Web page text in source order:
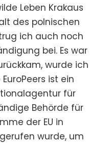
Leben Krakaus
des polnischen
ich auch noch
bei. Es war
wurde ich
EuroPeers ist ein
für
Behörde für
der EU in
wurde, um